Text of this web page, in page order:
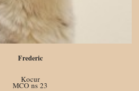
Frederic
Kocur
MCO ns 23